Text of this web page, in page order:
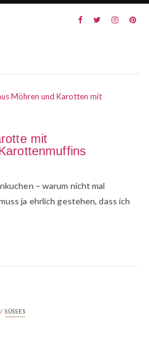
mit
– warum nicht mal
ja ehrlich gestehen, dass ich
/ SÜSSES